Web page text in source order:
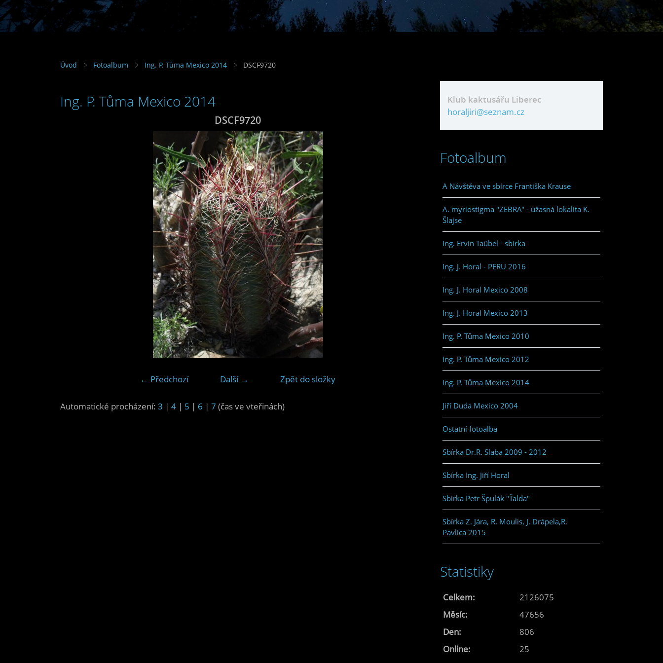
Úvod Fotoalbum Ing. P. Tůma Mexico 2014 DSCF9720
Ing. P. Tůma Mexico 2014
DSCF9720
← Předchozí Další → Zpět do složky
Automatické procházení: 3 | 4 | 5 | 6 | 7 (čas ve vteřinách)
Klub kaktusářu Liberec
horaljiri@seznam.cz
Fotoalbum
A Návštěva ve sbírce Františka Krause
A. myriostigma "ZEBRA" - úžasná lokalita K.
Šlajse
Ing. Ervín Taübel - sbírka
Ing. J. Horal - PERU 2016
Ing. J. Horal Mexico 2008
Ing. J. Horal Mexico 2013
Ing. P. Tůma Mexico 2010
Ing. P. Tůma Mexico 2012
Ing. P. Tůma Mexico 2014
Jiří Duda Mexico 2004
Ostatní fotoalba
Sbírka Dr.R. Slaba 2009 - 2012
Sbírka Ing. Jiří Horal
Sbírka Petr Špulák "Ťalda"
Sbírka Z. Jára, R. Moulis, J. Drápela,R.
Pavlica 2015
Statistiky
Online: 25
Celkem:
2126075
Měsíc:
47656
Den:
806